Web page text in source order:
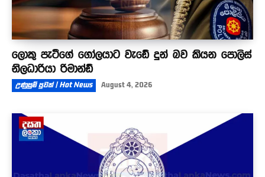
ලොකු පැටීගේ ගෝලයාට වැඩේ දුන් බව කියන පොලිස්
නිලධාරියා රිමාන්ඩ්
උණුසුම් පුවත් | Hot News August 4, 2026